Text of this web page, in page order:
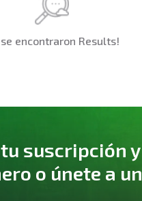
encontraron Results!
suscripción y
o únete a